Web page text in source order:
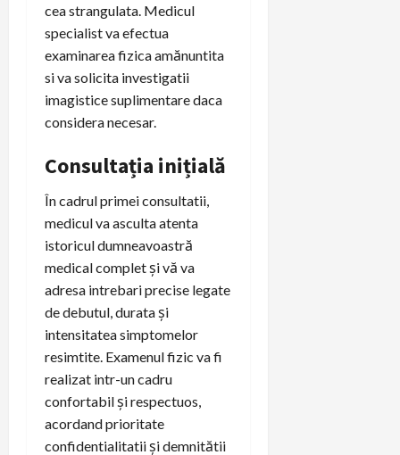
cea strangulata. Medicul
specialist va efectua
examinarea fizica amănuntita
si va solicita investigatii
imagistice suplimentare daca
considera necesar.
Consultația inițială
În cadrul primei consultatii,
medicul va asculta atenta
istoricul dumneavoastră
medical complet și vă va
adresa intrebari precise legate
de debutul, durata și
intensitatea simptomelor
resimtite. Examenul fizic va fi
realizat intr-un cadru
confortabil și respectuos,
acordand prioritate
confidentialitatii și demnitătii